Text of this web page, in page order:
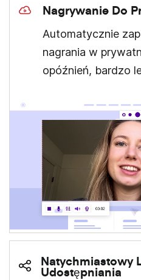
Nagrywanie Do
Automatycznie
nagrania w
opóźnień, bardzo
Natychmiastowy
Udostępniania